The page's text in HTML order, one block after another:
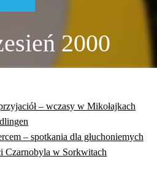
2000
– wczasy w Mikołajkach
– spotkania dla głuchoniemych
Czarnobyla w Sorkwitach